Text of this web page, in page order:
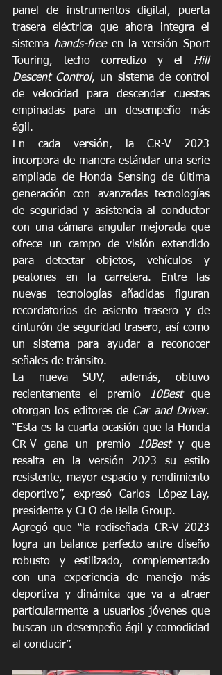
panel de instrumentos digital, puerta
trasera eléctrica que ahora integra el
sistema hands-free en la versión Sport
Touring, techo corredizo y el Hill
Descent Control, un sistema de control
de velocidad para descender cuestas
empinadas para un desempeño más
ágil.
En cada versión, la CR-V 2023
incorpora de manera estándar una serie
ampliada de Honda Sensing de última
generación con avanzadas tecnologías
de seguridad y asistencia al conductor
con una cámara angular mejorada que
ofrece un campo de visión extendido
para detectar objetos, vehículos y
peatones en la carretera. Entre las
nuevas tecnologías añadidas figuran
recordatorios de asiento trasero y de
cinturón de seguridad trasero, así como
un sistema para ayudar a reconocer
señales de tránsito.
La nueva SUV, además, obtuvo
recientemente el premio 10Best que
otorgan los editores de Car and Driver.
“Esta es la cuarta ocasión que la Honda
CR-V gana un premio 10Best y que
resalta en la versión 2023 su estilo
resistente, mayor espacio y rendimiento
deportivo”, expresó Carlos López-Lay,
presidente y CEO de Bella Group.
Agregó que “la rediseñada CR-V 2023
logra un balance perfecto entre diseño
robusto y estilizado, complementado
con una experiencia de manejo más
deportiva y dinámica que va a atraer
particularmente a usuarios jóvenes que
buscan un desempeño ágil y comodidad
al conducir”.